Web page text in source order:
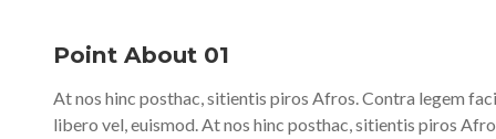
Point About 01
At nos hinc posthac, sitientis piros Afros. Contra legem
libero vel, euismod. At nos hinc posthac, sitientis piros